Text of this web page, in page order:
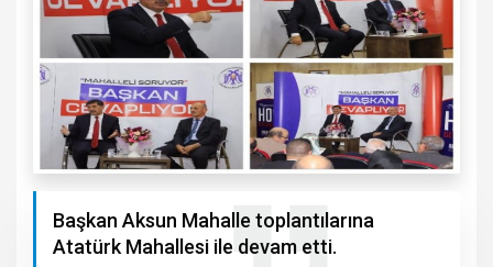
Başkan Aksun Mahalle toplantılarına
Atatürk Mahallesi ile devam etti.